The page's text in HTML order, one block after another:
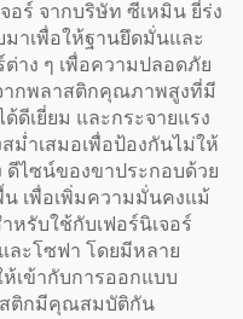
ร์ จากบริษัท ซีเหมิน ยี่ร่ง
าเพื่อให้ฐานยึดมั่นและ
าง ๆ เพื่อความปลอดภัย
กพลาสติกคุณภาพสูงที่มี
ดีเยี่ยม และกระจายแรง
ม่ำเสมอเพื่อป้องกันไม่ให้
ดีไซน์ของขาประกอบด้วย
เพื่อเพิ่มความมั่นคงแม้
หรับใช้กับเฟอร์นิเจอร์
ละโซฟา โดยมีหลาย
เข้ากับการออกแบบ
สติกมีคุณสมบัติกัน